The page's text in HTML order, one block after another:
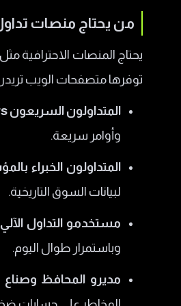
من يحتاج منصات تداول
توفرها متصفحات الويب
المتداولون السريعون Scalpers:
وأوامر سريعة.
المتداولون الخبراء
لبيانات السوق التاريخية.
مستخدمو التداول
وباستمرار طوال اليوم.
مديرو المحافظ